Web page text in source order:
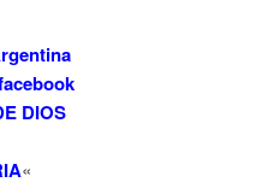
DIOS
«